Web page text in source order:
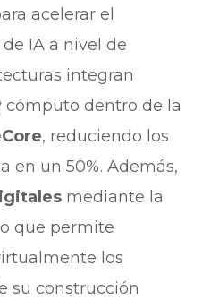
acelerar el
IA a nivel de
integran
cómputo dentro de la
, reduciendo los
en un 50%. Además,
mediante la
que permite
los
su construcción